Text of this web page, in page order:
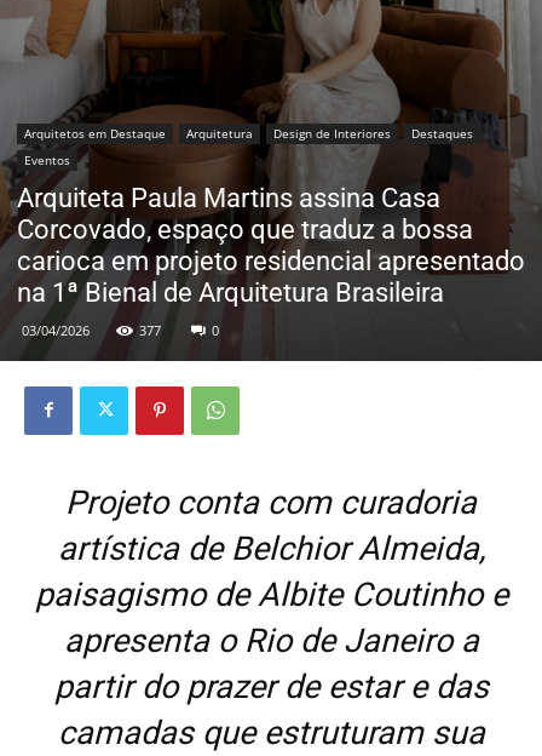
Arquitetos em Destaque Arquitetura Design de Interiores
Destaques
Eventos
Arquiteta Paula Martins assina Casa
Corcovado, espaço que traduz a bossa
carioca em projeto residencial apresentado
na 1ª Bienal de Arquitetura Brasileira
03/04/2026 377 0
Projeto conta com curadoria
artística de Belchior Almeida,
paisagismo de Albite Coutinho e
apresenta o Rio de Janeiro a
partir do prazer de estar e das
camadas que estruturam sua